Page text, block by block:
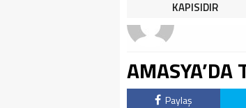
KAPISIDIR
AMASYA’DA
Paylaş